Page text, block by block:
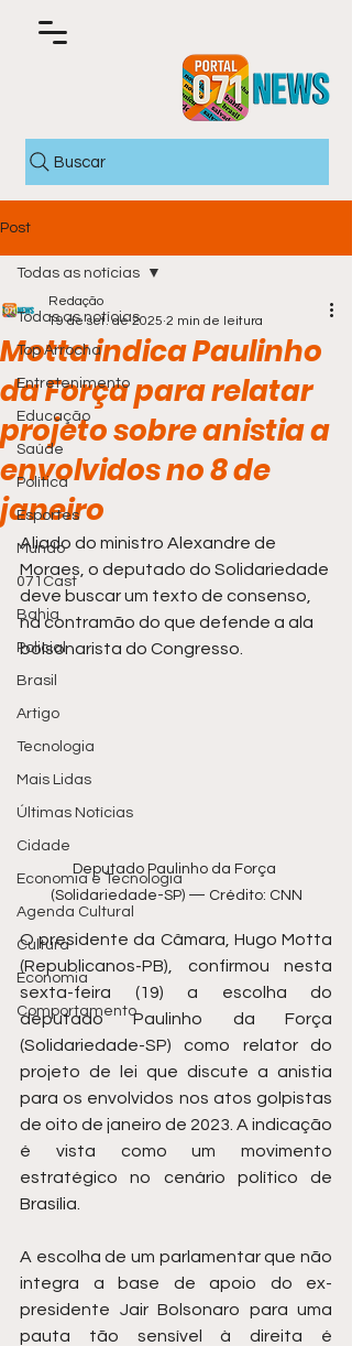
Buscar
Post
Todas as notícias
Top Arrocha
Entretenimento
Educação
Saúde
Política
Esportes
Mundo
071Cast
Bahia
Policial
Brasil
Artigo
Tecnologia
Mais Lidas
Últimas Notícias
Cidade
Economia e Tecnologia
Agenda Cultural
Cultura
Economia
Comportamento
Todas as notícias
Motta indica Paulinho
da Força para relatar
projeto sobre anistia a
envolvidos no 8 de
janeiro
Redação
19 de set. de 2025 2 min de leitura
Aliado do ministro Alexandre de
Moraes, o deputado do Solidariedade
deve buscar um texto de consenso,
na contramão do que defende a ala
bolsonarista do Congresso.
Deputado Paulinho da Força
(Solidariedade-SP) — Crédito: CNN
O presidente da Câmara, Hugo Motta
(Republicanos-PB), confirmou nesta
sexta-feira (19) a escolha do
deputado Paulinho da Força
(Solidariedade-SP) como relator do
projeto de lei que discute a anistia
para os envolvidos nos atos golpistas
de oito de janeiro de 2023. A indicação
é vista como um movimento
estratégico no cenário político de
Brasília.
A escolha de um parlamentar que não
integra a base de apoio do ex-
presidente Jair Bolsonaro para uma
pauta tão sensível à direita é